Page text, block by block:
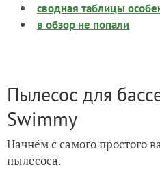
сводная таблицы
в обзор не попали
Пылесос для
Swimmy
Начнём с самого простого
пылесоса.